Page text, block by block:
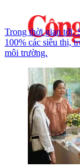
Trong thời gian tới,
100% các siêu thị,
môi trường.